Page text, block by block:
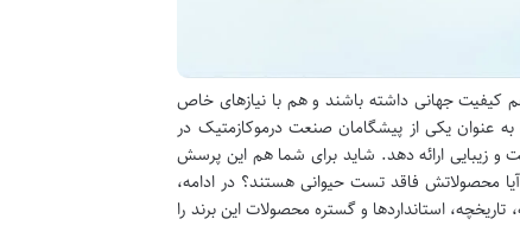
کیفیت جهانی داشته باشند و هم با نیازهای خاص
عنوان یکی از پیشگامان صنعت درموکازمتیک در
و زیبایی ارائه دهد. شاید برای شما هم این پرسش
محصولاتش فاقد تست حیوانی هستند؟ در ادامه،
استانداردها و گستره محصولات این برند را